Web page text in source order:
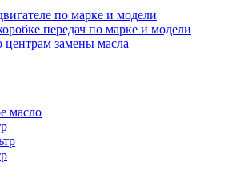
по марке и модели
передач по марке и модели
центрам замены масла
масло